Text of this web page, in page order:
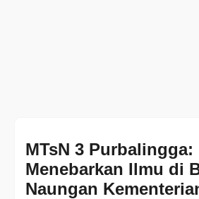
MTsN 3 Purbalingga:
Menebarkan Ilmu di
Naungan